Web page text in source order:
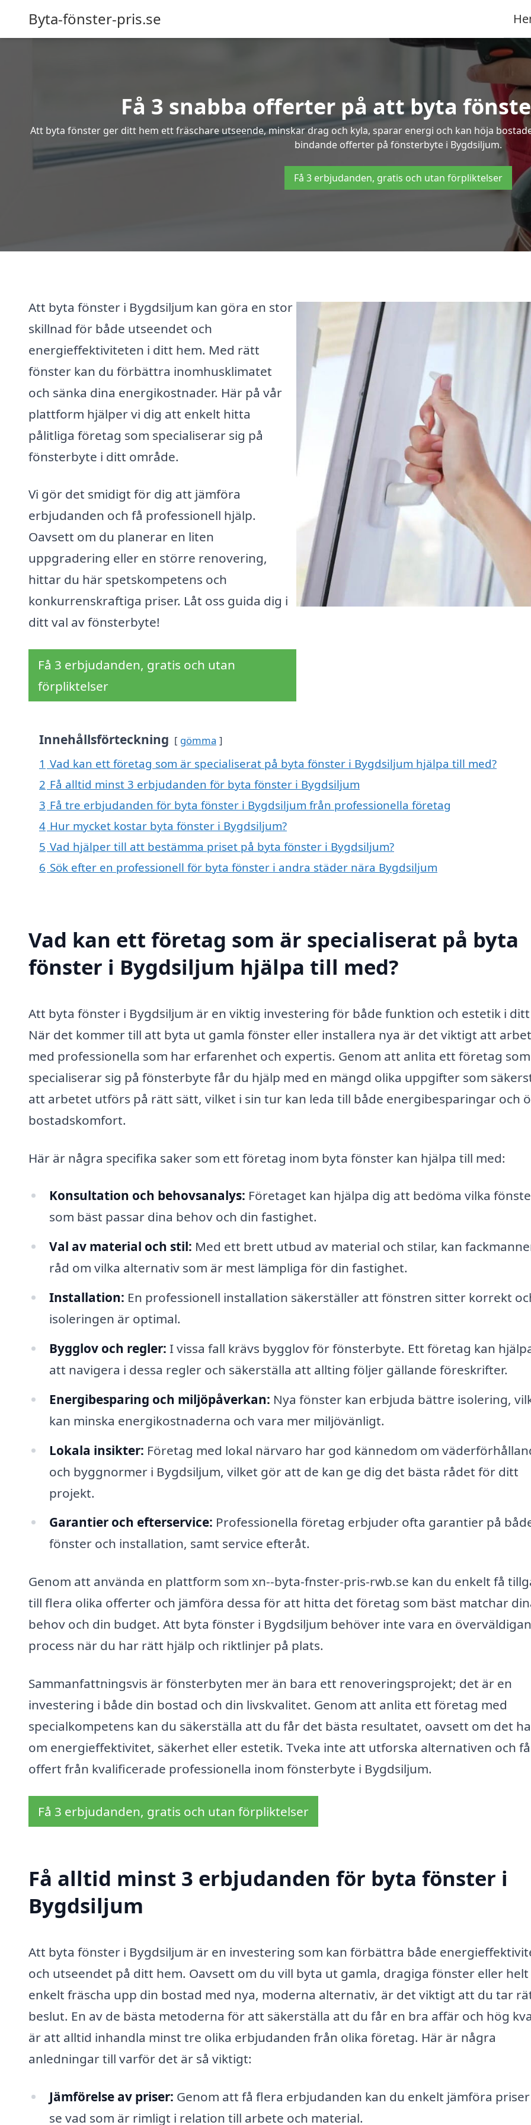
Byta-fönster-pris.se
Få 3 snabba offerter på att byta
Att byta fönster ger ditt hem ett fräschare utseende, minskar drag och kyla, sparar energi och kan höja
bindande offerter på fönsterbyte i Bygdsiljum.
Få 3 erbjudanden, gratis och utan förpliktelser
Att byta fönster i Bygdsiljum kan göra en stor
skillnad för både utseendet och
energieffektiviteten i ditt hem. Med rätt
fönster kan du förbättra inomhusklimatet
och sänka dina energikostnader. Här på vår
plattform hjälper vi dig att enkelt hitta
pålitliga företag som specialiserar sig på
fönsterbyte i ditt område.
Vi gör det smidigt för dig att jämföra
erbjudanden och få professionell hjälp.
Oavsett om du planerar en liten
uppgradering eller en större renovering,
hittar du här spetskompetens och
konkurrenskraftiga priser. Låt oss guida dig i
ditt val av fönsterbyte!
Få 3 erbjudanden, gratis och utan
förpliktelser
Innehållsförteckning gömma
1 Vad kan ett företag som är specialiserat på byta fönster i Bygdsiljum hjälpa till med?
2 Få alltid minst 3 erbjudanden för byta fönster i Bygdsiljum
3 Få tre erbjudanden för byta fönster i Bygdsiljum från professionella företag
4 Hur mycket kostar byta fönster i Bygdsiljum?
5 Vad hjälper till att bestämma priset på byta fönster i Bygdsiljum?
6 Sök efter en professionell för byta fönster i andra städer nära Bygdsiljum
Vad kan ett företag som är specialiserat på byta
fönster i Bygdsiljum hjälpa till med?
Att byta fönster i Bygdsiljum är en viktig investering för både funktion och estetik i
När det kommer till att byta ut gamla fönster eller installera nya är det viktigt att
med professionella som har erfarenhet och expertis. Genom att anlita ett företag som
specialiserar sig på fönsterbyte får du hjälp med en mängd olika uppgifter som
att arbetet utförs på rätt sätt, vilket i sin tur kan leda till både energibesparingar och
bostadskomfort.
Här är några specifika saker som ett företag inom byta fönster kan hjälpa till med:
Konsultation och behovsanalys: Företaget kan hjälpa dig att bedöma vilka
som bäst passar dina behov och din fastighet.
Val av material och stil: Med ett brett utbud av material och stilar, kan
råd om vilka alternativ som är mest lämpliga för din fastighet.
Installation: En professionell installation säkerställer att fönstren sitter korrekt
isoleringen är optimal.
Bygglov och regler: I vissa fall krävs bygglov för fönsterbyte. Ett företag kan
att navigera i dessa regler och säkerställa att allting följer gällande föreskrifter.
Energibesparing och miljöpåverkan: Nya fönster kan erbjuda bättre isolering,
kan minska energikostnaderna och vara mer miljövänligt.
Lokala insikter: Företag med lokal närvaro har god kännedom om
och byggnormer i Bygdsiljum, vilket gör att de kan ge dig det bästa rådet för ditt
projekt.
Garantier och efterservice: Professionella företag erbjuder ofta garantier på
fönster och installation, samt service efteråt.
Genom att använda en plattform som xn--byta-fnster-pris-rwb.se kan du enkelt få
till flera olika offerter och jämföra dessa för att hitta det företag som bäst matchar
behov och din budget. Att byta fönster i Bygdsiljum behöver inte vara en
process när du har rätt hjälp och riktlinjer på plats.
Sammanfattningsvis är fönsterbyten mer än bara ett renoveringsprojekt; det är en
investering i både din bostad och din livskvalitet. Genom att anlita ett företag med
specialkompetens kan du säkerställa att du får det bästa resultatet, oavsett om det
om energieffektivitet, säkerhet eller estetik. Tveka inte att utforska alternativen och få
offert från kvalificerade professionella inom fönsterbyte i Bygdsiljum.
Få 3 erbjudanden, gratis och utan förpliktelser
Få alltid minst 3 erbjudanden för byta fönster i
Bygdsiljum
Att byta fönster i Bygdsiljum är en investering som kan förbättra både
och utseendet på ditt hem. Oavsett om du vill byta ut gamla, dragiga fönster eller helt
enkelt fräscha upp din bostad med nya, moderna alternativ, är det viktigt att du tar
beslut. En av de bästa metoderna för att säkerställa att du får en bra affär och hög
är att alltid inhandla minst tre olika erbjudanden från olika företag. Här är några
anledningar till varför det är så viktigt:
Jämförelse av priser: Genom att få flera erbjudanden kan du enkelt jämföra
se vad som är rimligt i relation till arbete och material.